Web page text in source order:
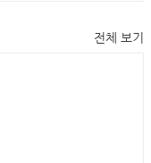
전체 보기